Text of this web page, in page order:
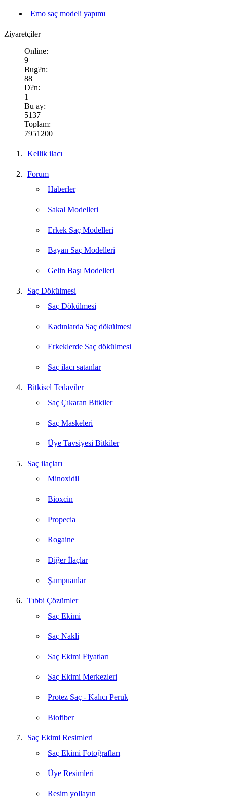
Emo saç modeli yapımı
Ziyaretçiler
Online:
9
Bug?n:
88
D?n:
1
Bu ay:
5137
Toplam:
7951200
Kellik ilacı
Forum
Haberler
Sakal Modelleri
Erkek Saç Modelleri
Bayan Saç Modelleri
Gelin Başı Modelleri
Saç Dökülmesi
Saç Dökülmesi
Kadınlarda Saç dökülmesi
Erkeklerde Saç dökülmesi
Saç ilacı satanlar
Bitkisel Tedaviler
Saç Çıkaran Bitkiler
Saç Maskeleri
Üye Tavsiyesi Bitkiler
Saç ilaçları
Minoxidil
Bioxcin
Propecia
Rogaine
Diğer İlaçlar
Şampuanlar
Tıbbi Çözümler
Saç Ekimi
Saç Nakli
Saç Ekimi Fiyatları
Saç Ekimi Merkezleri
Protez Saç - Kalıcı Peruk
Biofiber
Saç Ekimi Resimleri
Saç Ekimi Fotoğrafları
Üye Resimleri
Resim yollayın